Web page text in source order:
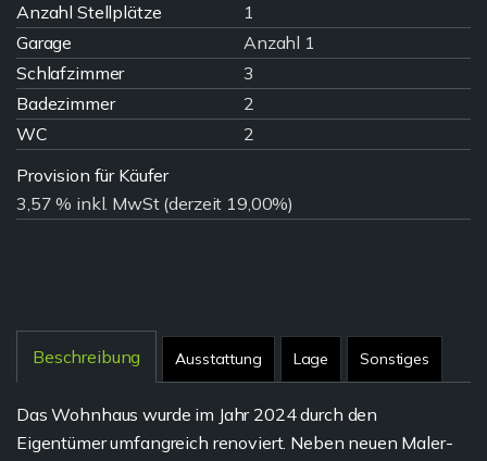
Anzahl Stellplätze
1
Garage
Anzahl 1
Schlafzimmer
3
Badezimmer
2
WC
2
Provision für Käufer
3,57 % inkl. MwSt (derzeit 19,00%)
Beschreibung Ausstattung Lage Sonstiges
Das Wohnhaus wurde im Jahr 2024 durch den
Eigentümer umfangreich renoviert. Neben neuen Maler-